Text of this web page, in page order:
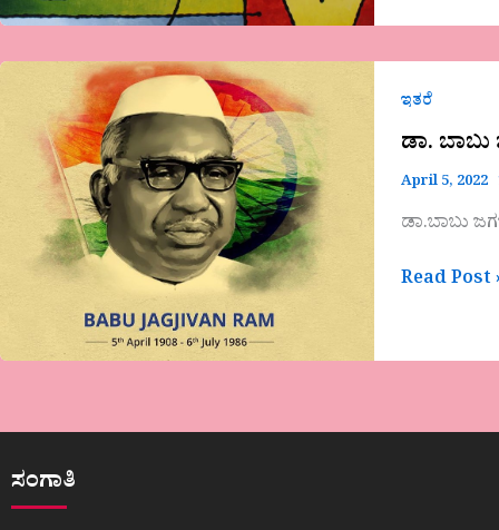
ಇತರೆ
ಡಾ.
April 5, 2022
ಡಾ.ಬಾಬು
ಬಾಬು
Read Post
ಸಂಗಾತಿ